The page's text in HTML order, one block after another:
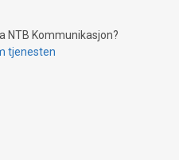
humanitarian
Bitcoin's environmental
of Bitcoin
NTB Kommunikasjon?
tjenesten